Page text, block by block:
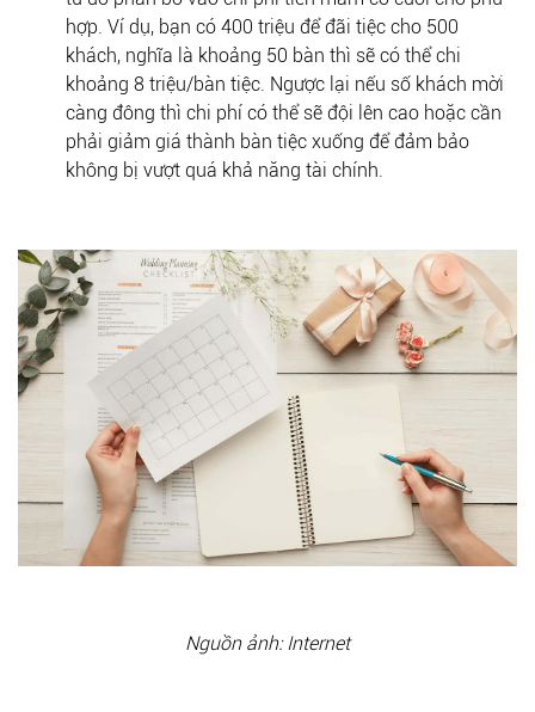
hợp. Ví dụ, bạn có 400 triệu để đãi tiệc cho 500
khách, nghĩa là khoảng 50 bàn thì sẽ có thể chi
khoảng 8 triệu/bàn tiệc. Ngược lại nếu số khách mời
càng đông thì chi phí có thể sẽ đội lên cao hoặc cần
phải giảm giá thành bàn tiệc xuống để đảm bảo
không bị vượt quá khả năng tài chính.
Nguồn ảnh: Internet